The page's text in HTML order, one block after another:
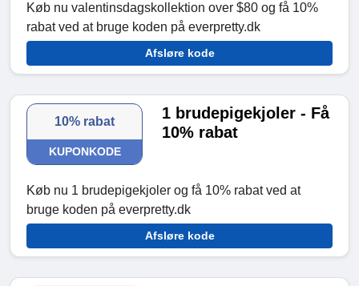
Køb nu valentinsdagskollektion over $80 og få 10%
rabat ved at bruge koden på everpretty.dk
Afsløre kode
10% rabat
KUPONKODE
1 brudepigekjoler - Få
10% rabat
Køb nu 1 brudepigekjoler og få 10% rabat ved at
bruge koden på everpretty.dk
Afsløre kode